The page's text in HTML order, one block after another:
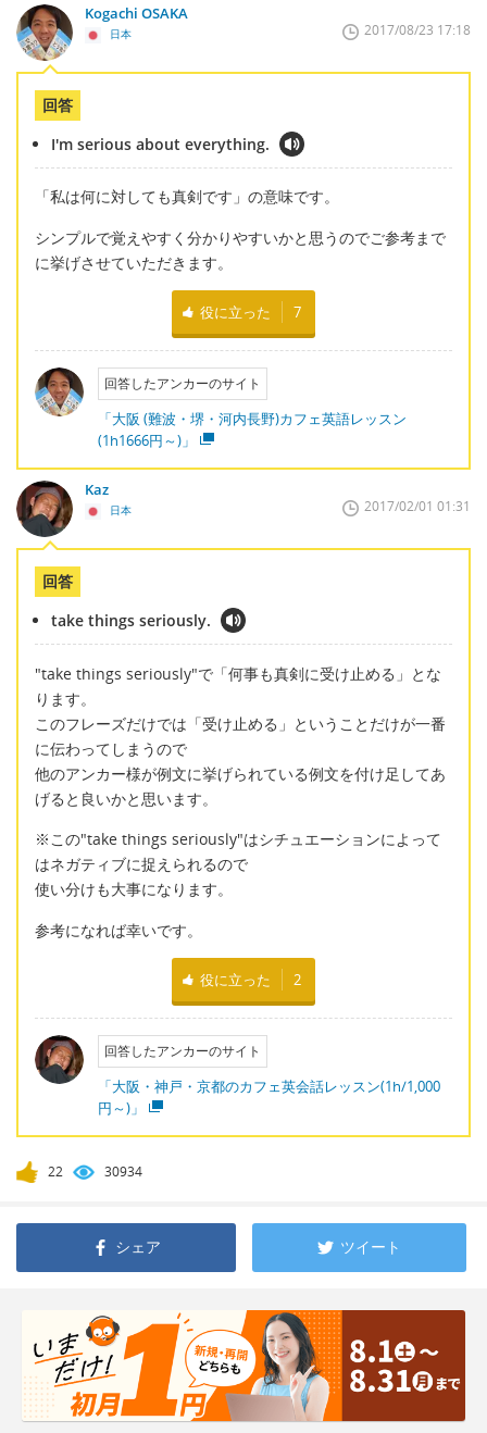
Kogachi OSAKA
日本 2017/08/23 17:18
回答
I'm serious about everything.
「私は何に対しても真剣です」の意味です。
シンプルで覚えやすく分かりやすいかと思うのでご参考まで
に挙げさせていただきます。
役に立った 7
回答したアンカーのサイト
「大阪 (難波・堺・河内長野)カフェ英語レッスン
(1h1666円～)」
Kaz
日本 2017/02/01 01:31
回答
take things seriously.
"take things seriously"で「何事も真剣に受け止める」とな
ります。
このフレーズだけでは「受け止める」ということだけが一番
に伝わってしまうので
他のアンカー様が例文に挙げられている例文を付け足してあ
げると良いかと思います。
※この"take things seriously"はシチュエーションによって
はネガティブに捉えられるので
使い分けも大事になります。
参考になれば幸いです。
役に立った 2
回答したアンカーのサイト
「大阪・神戸・京都のカフェ英会話レッスン(1h/1,000
円～)」
22 30934
シェア ツイート